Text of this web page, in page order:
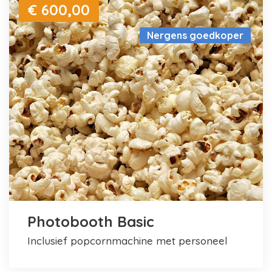
Nergens goedkoper
€ 600,00
Photobooth Basic
inclusief popcornmachine met personeel